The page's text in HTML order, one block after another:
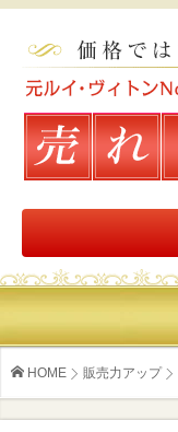
HOME 販売力アップ